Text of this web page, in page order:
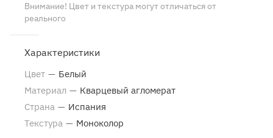
Внимание! Цвет и текстура могут отличаться от
реального
Характеристики
Цвет — Белый
Материал — Кварцевый агломерат
Страна — Испания
Текстура — Моноколор